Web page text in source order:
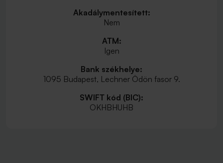
Akadálymentesített:
Nem
ATM:
Igen
Bank székhelye:
1095 Budapest, Lechner Ödön fasor 9.
SWIFT kód (BIC):
OKHBHUHB